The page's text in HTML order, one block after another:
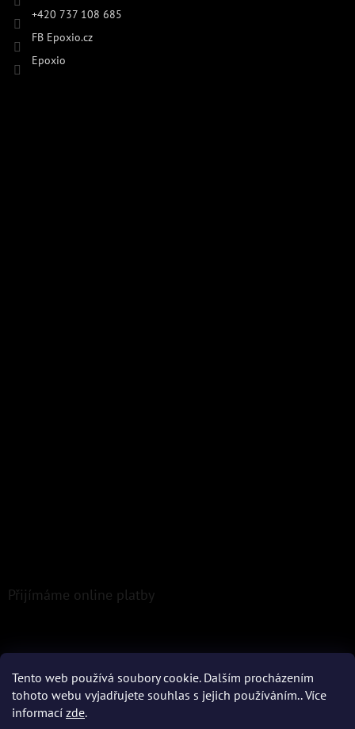
Tento web používá soubory cookie. Dalším procházením
tohoto webu vyjadřujete souhlas s jejich používáním.. Více
informací zde.
+420 737 108 685
FB Epoxio.cz
Epoxio
Přijímáme online platby
Vytvořil Shoptet